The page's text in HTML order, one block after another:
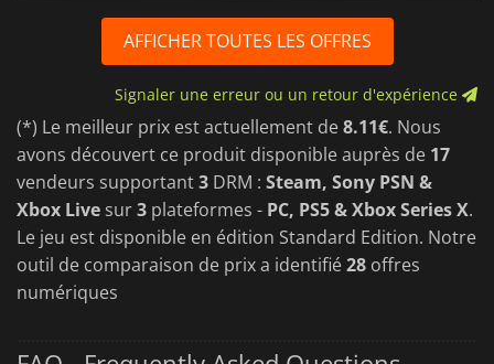
AFFICHER TOUTES LES OFFRES
Signaler une erreur ou un retour d'expérience
(*) Le meilleur prix est actuellement de8.11€. Nous
avons découvert ce produit disponible auprès de 17
vendeurs supportant3 DRM : Steam, Sony PSN &
Xbox Live sur3 plateformes - PC, PS5 & Xbox Series X.
Le jeu est disponible en édition Standard Edition. Notre
outil de comparaison de prix a identifié28 offres
numériques